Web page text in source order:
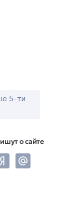
5-ти
о сайте